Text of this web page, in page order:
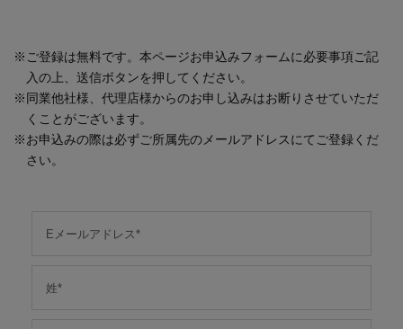
※ ご登録は無料です。本ページお申込みフォームに必要事項ご記
入の上、送信ボタンを押してください。
※同業他社様、代理店様からのお申し込みはお断りさせていただ
くことがございます。
※お申込みの際は必ずご所属先のメールアドレスにてご登録くだ
さい。